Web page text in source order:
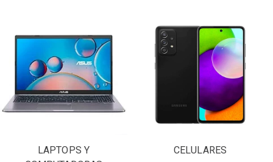
LAPTOPS Y
CELULARES